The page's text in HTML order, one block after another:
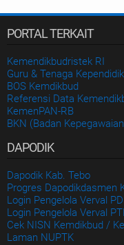
PORTAL TERKAIT
Kemendikbudristek RI
Guru & Tenaga
BOS Kemdikbud
Referensi Data
KemenPAN-RB
BKN (Badan
DAPODIK
Dapodik Kab. Tebo
Progres Dapodikdasmen
Login Pengelola Verval
Login Pengelola Verval
Cek NISN Kemdikbud /
Laman NUPTK